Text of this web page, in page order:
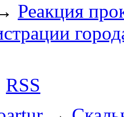
Реакция
RSS